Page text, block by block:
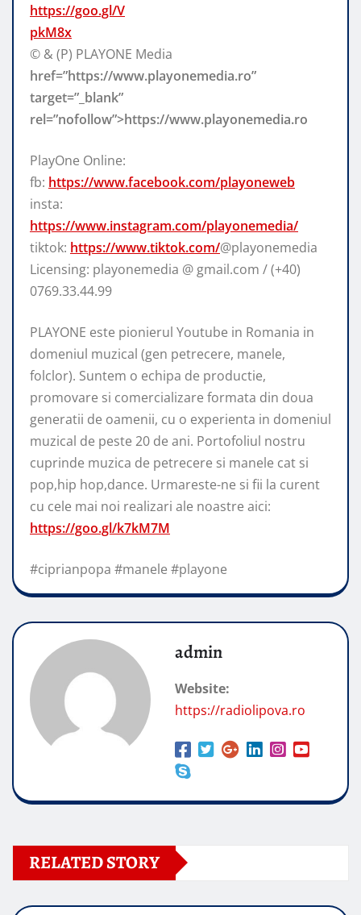
https://goo.gl/V
pkM8x
© & (P) PLAYONE Media
href=”https://www.playonemedia.ro”
target=”_blank”
rel=”nofollow”>https://www.playonemedia.ro
PlayOne Online:
fb: https://www.facebook.com/playoneweb
insta:
https://www.instagram.com/playonemedia/
tiktok: https://www.tiktok.com/@playonemedia
Licensing: playonemedia @ gmail.com / (+40)
0769.33.44.99
PLAYONE este pionierul Youtube in Romania in
domeniul muzical (gen petrecere, manele,
folclor). Suntem o echipa de productie,
promovare si comercializare formata din doua
generatii de oamenii, cu o experienta in domeniul
muzical de peste 20 de ani. Portofoliul nostru
cuprinde muzica de petrecere si manele cat si
pop,hip hop,dance. Urmareste-ne si fii la curent
cu cele mai noi realizari ale noastre aici:
https://goo.gl/k7kM7M
#ciprianpopa #manele #playone
admin
Website:
https://radiolipova.ro
RELATED STORY